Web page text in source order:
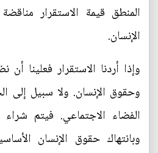
المنطق قيمة الاستقرار
الإنسان.
وإذا أردنا الاستقرار فعلينا
وحقوق الإنسان. ولا سبيل إلى
الفضاء الاجتماعي. فيتم شراء
وبانتهاك حقوق الإنسان